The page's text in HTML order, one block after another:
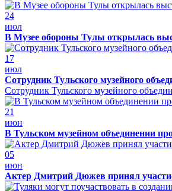
24
июл
В Музее обороны Тулы открылась
17
июл
Сотрудник Тульского музейного
Сотрудник Тульского музейного
21
июн
В Тульском музейном объединении
05
июн
Актер Дмитрий Дюжев принял